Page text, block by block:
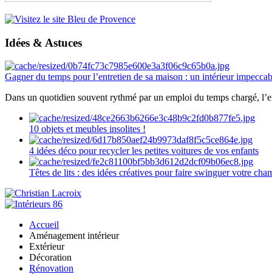
Idées & Astuces
Gagner du temps pour l’entretien de sa maison : un intérieur
Dans un quotidien souvent rythmé par un emploi du temps chargé,
10 objets et meubles insolites !
4 idées déco pour recycler les petites voitures de vos enfants
Têtes de lits : des idées créatives pour faire swinguer votre
Accueil
Aménagement intérieur
Extérieur
Décoration
Rénovation